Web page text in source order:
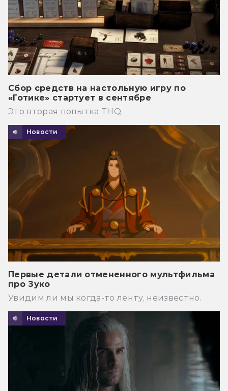
Сбор средств на настольную игру по
«Готике» стартует в сентябре
Это вторая попытка THQ.
Новости
Первые детали отмененного мультфильма
про Зуко
Увидим ли мы когда-то ленту, неизвестно.
Новости